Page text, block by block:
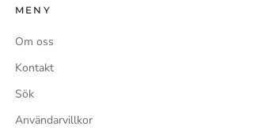
MENY
Om oss
Kontakt
Sök
Användarvillkor